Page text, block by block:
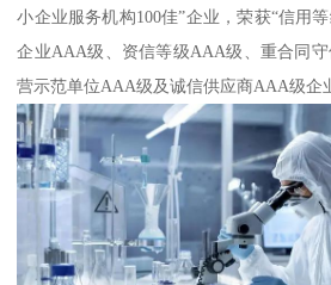
小企业服务机构100佳”企业，荣获“信用
企业AAA级、资信等级AAA级、重合同
营示范单位AAA级及诚信供应商AAA级企